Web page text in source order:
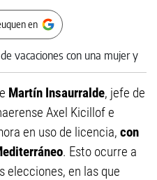
en
Martín Insaurralde, jefe de
Axel Kicillof e
en uso de licencia, con
. Esto ocurre a
elecciones, en las que